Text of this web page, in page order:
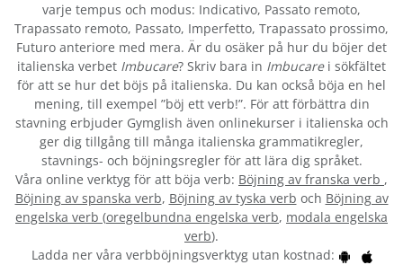
varje tempus och modus: Indicativo, Passato remoto,
Trapassato remoto, Passato, Imperfetto, Trapassato prossimo,
Futuro anteriore med mera. Är du osäker på hur du böjer det
italienska verbet Imbucare? Skriv bara in Imbucarei sökfältet
för att se hur det böjs på italienska. Du kan också böja en hel
mening, till exempel ”böj ett verb!”. För att förbättra din
stavning erbjuder Gymglish även onlinekurser i italienska och
ger dig tillgång till många italienska grammatikregler,
stavnings- och böjningsregler för att lära dig språket.
Våra online verktyg för att böja verb: Böjning av franska verb ,
Böjning av spanska verb, Böjning av tyska verb och Böjning av
engelska verb (oregelbundna engelska verb, modala engelska
verb).
Ladda ner våra verbböjningsverktyg utan kostnad: